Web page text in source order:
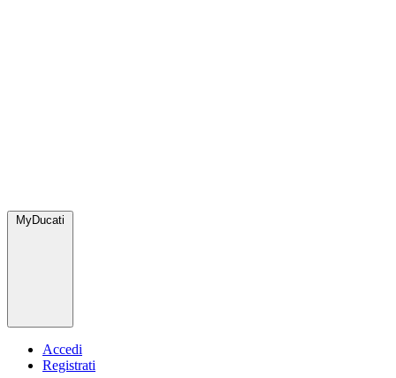
MyDucati
Accedi
Registrati